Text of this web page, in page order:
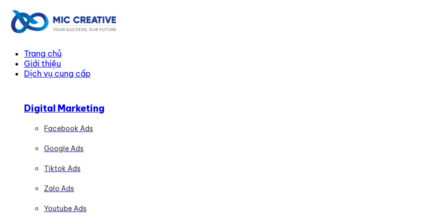
Trang chủ
Giới thiệu
Dịch vụ cung cấp
Digital Marketing
Facebook Ads
Google Ads
Tiktok Ads
Zalo Ads
Youtube Ads